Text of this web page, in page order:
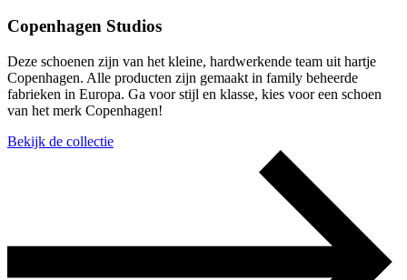
Copenhagen Studios
Deze schoenen zijn van het kleine, hardwerkende team uit hartje
Copenhagen. Alle producten zijn gemaakt in family beheerde
fabrieken in Europa. Ga voor stijl en klasse, kies voor een schoen
van het merk Copenhagen!
Bekijk de collectie